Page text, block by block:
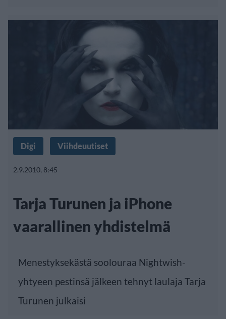
Digi Viihdeuutiset
2.9.2010, 8:45
Tarja Turunen ja iPhone
vaarallinen yhdistelmä
Menestyksekästä soolouraa Nightwish-
yhtyeen pestinsä jälkeen tehnyt laulaja Tarja
Turunen julkaisi